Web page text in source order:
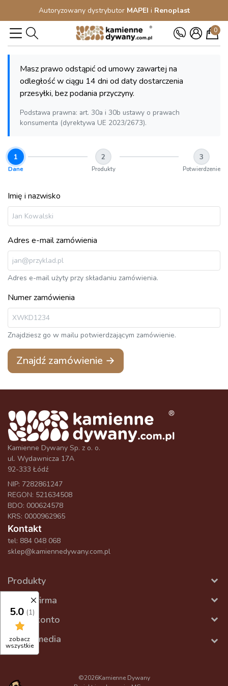
Autoryzowany dystrybutor MAPEI i Renoplast
0
Masz prawo odstąpić od umowy zawartej na
odległość w ciągu 14 dni od daty dostarczenia
przesyłki, bez podania przyczyny.
Podstawa prawna: art. 30a i 30b ustawy o prawach
konsumenta (dyrektywa UE 2023/2673).
1
Dane
2
Produkty
3
Potwierdzenie
Imię i nazwisko
Adres e-mail zamówienia
Adres e-mail użyty przy składaniu zamówienia.
Numer zamówienia
Znajdziesz go w mailu potwierdzającym zamówienie.
Znajdź zamówienie →
Kamienne Dywany Sp. z o. o.
ul. Wydawnicza 17A
92-333 Łódź
NIP: 7282861247
REGON: 521634508
BDO: 000624578
KRS: 0000962965
Kontakt
tel: 884 048 068
sklep@kamiennedywany.com.pl
Produkty
Nasza firma
Twoje konto
Social media
©2026Kamienne Dywany
5.0 (1)
zobacz
wszystkie